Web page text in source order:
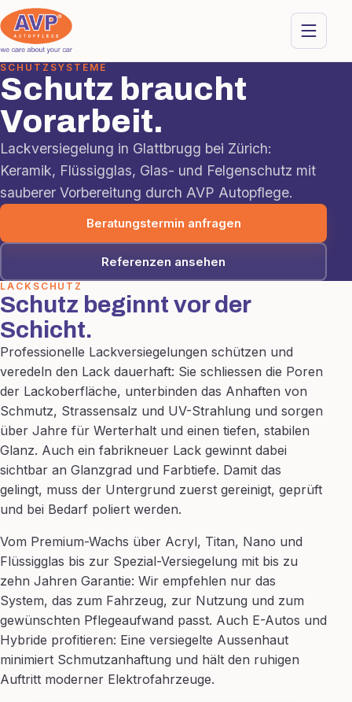
SCHUTZSYSTEME
Schutz braucht
Vorarbeit.
Lackversiegelung in Glattbrugg bei Zürich:
Keramik, Flüssigglas, Glas- und Felgenschutz mit
sauberer Vorbereitung durch AVP Autopflege.
Beratungstermin anfragen
Referenzen ansehen
LACKSCHUTZ
Schutz beginnt vor der
Schicht.
Professionelle Lackversiegelungen schützen und
veredeln den Lack dauerhaft: Sie schliessen die Poren
der Lackoberfläche, unterbinden das Anhaften von
Schmutz, Strassensalz und UV-Strahlung und sorgen
über Jahre für Werterhalt und einen tiefen, stabilen
Glanz. Auch ein fabrikneuer Lack gewinnt dabei
sichtbar an Glanzgrad und Farbtiefe. Damit das
gelingt, muss der Untergrund zuerst gereinigt, geprüft
und bei Bedarf poliert werden.
Vom Premium-Wachs über Acryl, Titan, Nano und
Flüssigglas bis zur Spezial-Versiegelung mit bis zu
zehn Jahren Garantie: Wir empfehlen nur das
System, das zum Fahrzeug, zur Nutzung und zum
gewünschten Pflegeaufwand passt. Auch E-Autos und
Hybride profitieren: Eine versiegelte Aussenhaut
minimiert Schmutzanhaftung und hält den ruhigen
Auftritt moderner Elektrofahrzeuge.